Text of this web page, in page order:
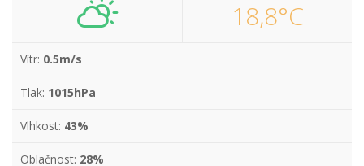
18,8°C
Vítr: 0.5m/s
Tlak: 1015hPa
Vlhkost: 43%
Oblačnost: 28%